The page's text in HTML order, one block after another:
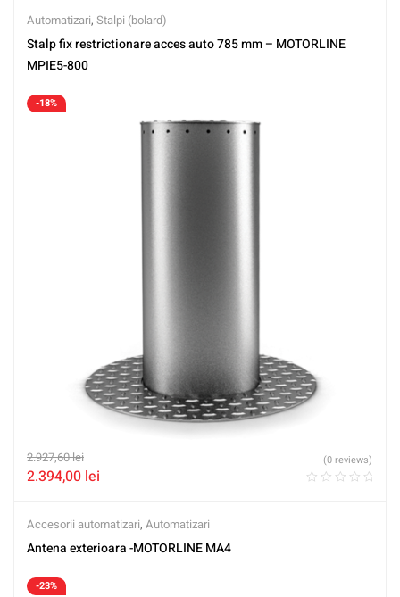
Automatizari, Stalpi (bolard)
Stalp fix restrictionare acces auto 785 mm – MOTORLINE
MPIE5-800
-18%
2.927,60lei
2.394,00 lei
(0 reviews)
Accesorii automatizari, Automatizari
Antena exterioara -MOTORLINE MA4
-23%